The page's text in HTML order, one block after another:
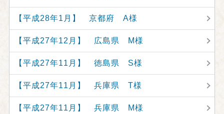
【平成28年1月】 京都府 A様
【平成27年12月】 広島県 M様
【平成27年11月】 徳島県 S様
【平成27年11月】 兵庫県 T様
【平成27年11月】 兵庫県 M様